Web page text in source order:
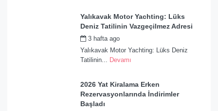
Yalıkavak Motor Yachting: Lüks
Deniz Tatilinin Vazgeçilmez Adresi
3 hafta ago
Yalıkavak Motor Yachting: Lüks Deniz
Tatilinin... Devamı
2026 Yat Kiralama Erken
Rezervasyonlarında İndirimler
Başladı